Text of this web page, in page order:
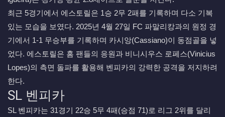
최근 5경기에서 에스토릴은 1승 2무 2패를 기록하며 다소 기복
있는 모습을 보였다. 2025년 4월 27일 FC 파말리캉과의 원정 경
기에서 1-1 무승부를 기록하며 카시앙(Cassiano)이 동점골을 넣
었다. 에스토릴은 홈 팬들의 응원과 비니시우스 로페스(Vinicius
Lopes)의 측면 돌파를 활용해 벤피카의 강력한 공격을 저지하려
한다.
SL 벤피카
SL 벤피카는 31경기 22승 5무 4패(승점 71)로 리그 2위를 달리